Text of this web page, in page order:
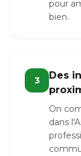
pour
bien.
3
Des
On
dans